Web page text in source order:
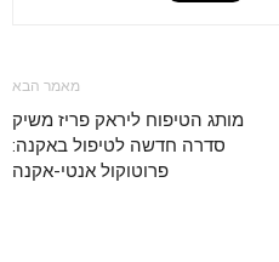
מאמר הבא
מותג הטיפוח ליראק פריז משיק
סדרה חדשה לטיפול באקנה:
פרוטוקול אנטי-אקנה